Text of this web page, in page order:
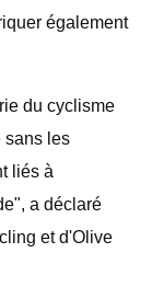
également
du cyclisme
sans les
liés à
a déclaré
et d'Olive